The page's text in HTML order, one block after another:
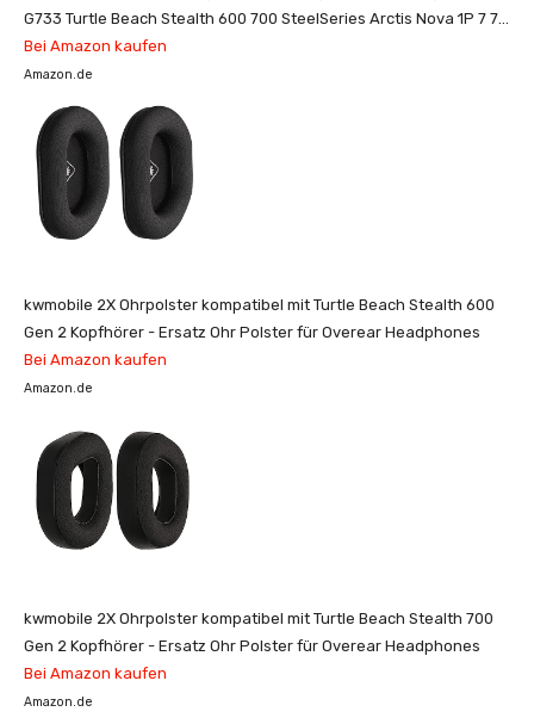
G733 Turtle Beach Stealth 600 700 SteelSeries Arctis Nova 1P 7 7X
PC Xbox PS5 PS4 Gaming Headsets
Bei Amazon kaufen
Amazon.de
kwmobile 2X Ohrpolster kompatibel mit Turtle Beach Stealth 600
Gen 2 Kopfhörer - Ersatz Ohr Polster für Overear Headphones
Bei Amazon kaufen
Amazon.de
kwmobile 2X Ohrpolster kompatibel mit Turtle Beach Stealth 700
Gen 2 Kopfhörer - Ersatz Ohr Polster für Overear Headphones
Bei Amazon kaufen
Amazon.de